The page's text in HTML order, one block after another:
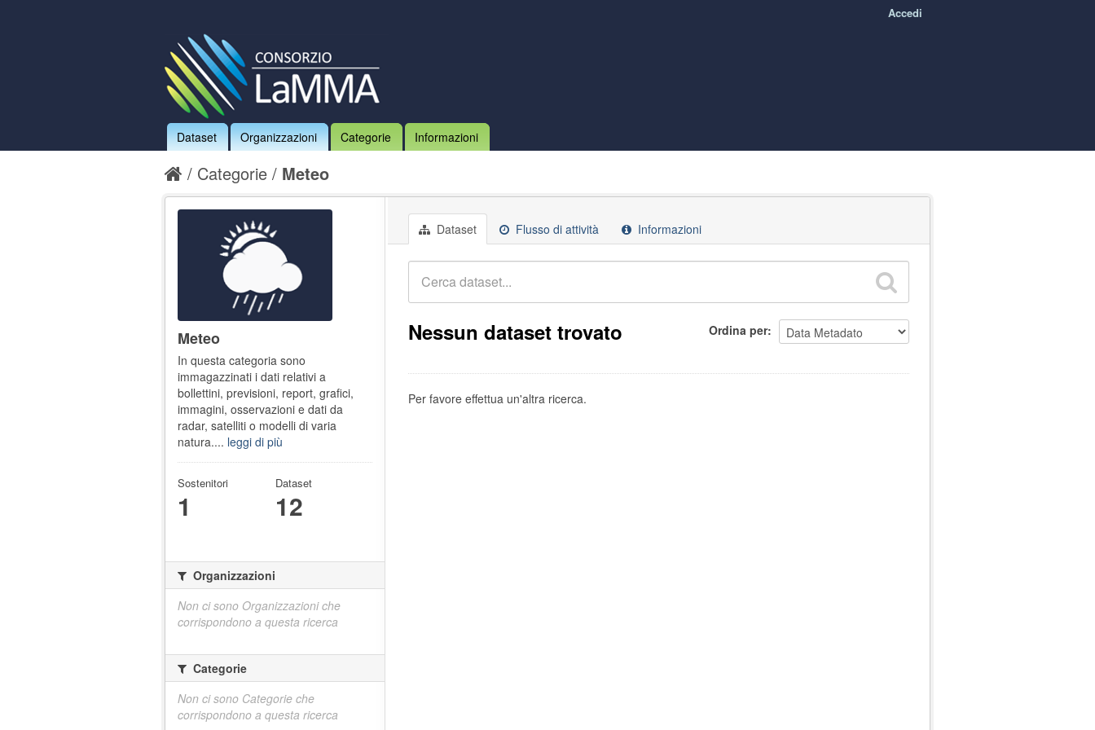
Accedi
Dataset Organizzazioni Categorie Informazioni
Categorie Meteo
Dataset Flusso di attività Informazioni
Ordina per
Nessun dataset trovato
Per favore effettua un'altra ricerca.
Meteo
In questa categoria sono
immagazzinati i dati relativi a
bollettini, previsioni, report, grafici,
immagini, osservazioni e dati da
radar, satelliti o modelli di varia
natura.... leggi di più
Sostenitori
1
Dataset
12
Organizzazioni
Non ci sono Organizzazioni che
corrispondono a questa ricerca
Categorie
Non ci sono Categorie che
corrispondono a questa ricerca